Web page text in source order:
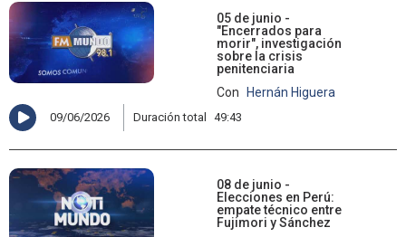
05 de junio -
"Encerrados para
morir", investigación
sobre la crisis
penitenciaria
Con
Hernán Higuera
09/06/2026 Duración total 49:43
08 de junio -
Elecciones en Perú:
empate técnico entre
Fujimori y Sánchez